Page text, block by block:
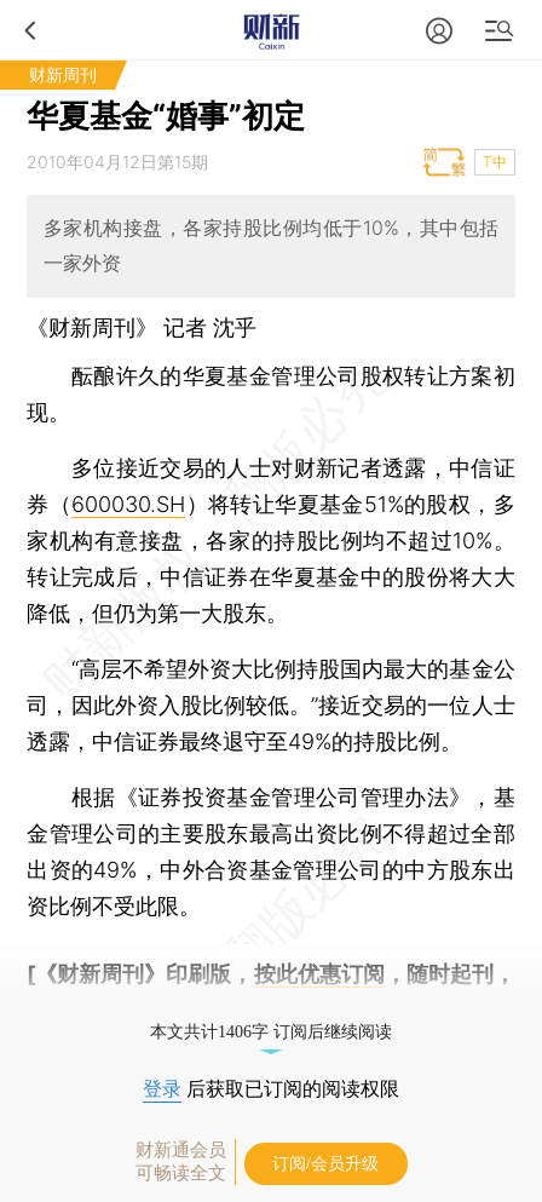
财新周刊
华夏基金“婚事”初定
2010年04月12日第15期 T中
多家机构接盘，各家持股比例均低于10%，其中包括
一家外资
《财新周刊》 记者 沈乎
酝酿许久的华夏基金管理公司股权转让方案初
现。
多位接近交易的人士对财新记者透露，中信证
券（600030.SH ）将转让华夏基金51%的股权，多
家机构有意接盘，各家的持股比例均不超过10%。
转让完成后，中信证券在华夏基金中的股份将大大
降低，但仍为第一大股东。
“高层不希望外资大比例持股国内最大的基金公
司，因此外资入股比例较低。”接近交易的一位人士
透露，中信证券最终退守至49%的持股比例。
根据《证券投资基金管理公司管理办法》，基
金管理公司的主要股东最高出资比例不得超过全部
出资的49%，中外合资基金管理公司的中方股东出
资比例不受此限。
[《财新周刊》印刷版， 按此优惠订阅 ，随时起刊，
本文共计1406字 订阅后继续阅读
登录 后获取已订阅的阅读权限
财新通会员
可畅读全文
订阅/会员升级